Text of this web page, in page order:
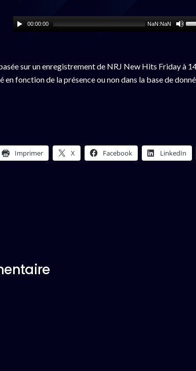
00:00:00 NaN:NaN
sur un enregistrement de NRJ New Hits Friday à
en fonction de la présence ou non dans la base de
Imprimer X Facebook LinkedIn